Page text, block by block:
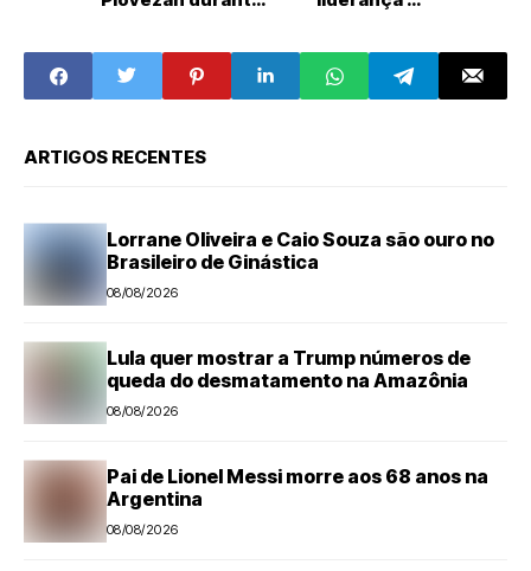
ARTIGOS RECENTES
Lorrane Oliveira e Caio Souza são ouro no
Brasileiro de Ginástica
08/08/2026
Lula quer mostrar a Trump números de
queda do desmatamento na Amazônia
08/08/2026
Pai de Lionel Messi morre aos 68 anos na
Argentina
08/08/2026